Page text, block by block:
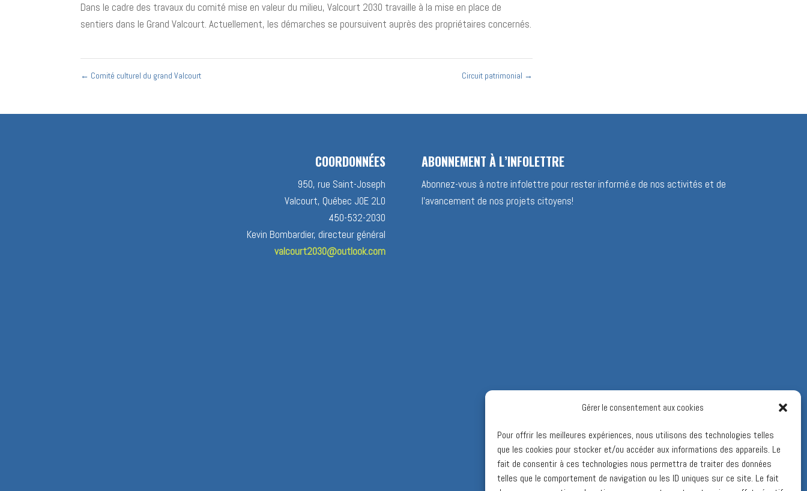
Gérer le consentement aux cookies
Pour offrir les meilleures expériences, nous utilisons des technologies telles
que les cookies pour stocker et/ou accéder aux informations des appareils. Le
fait de consentir à ces technologies nous permettra de traiter des données
telles que le comportement de navigation ou les ID uniques sur ce site. Le fait
Dans le cadre des travaux du comité mise en valeur du milieu, Valcourt 2030 travaille à la mise en place de
sentiers dans le Grand Valcourt. Actuellement, les démarches se poursuivent auprès des propriétaires concernés.
← Comité culturel du grand Valcourt Circuit patrimonial →
COORDONNÉES
950, rue Saint-Joseph
Valcourt, Québec J0E 2L0
450-532-2030
Kevin Bombardier, directeur général
valcourt2030@outlook.com
ABONNEMENT À L’INFOLETTRE
Abonnez-vous à notre infolettre pour rester informé.e de nos activités et de
l’avancement de nos projets citoyens!